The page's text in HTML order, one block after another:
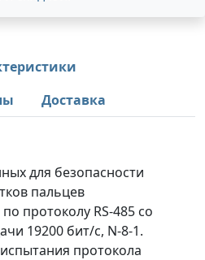
Доставка
для безопасности
пальцев
протоколу RS-485 со
19200 бит/с, N-8-1.
протокола